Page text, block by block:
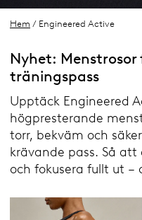
Hem / Engineered Active
Nyhet: Menstrosor
träningspass
Upptäck Engineered
högpresterande
torr, bekväm och
krävande pass. Så
och fokusera fullt ut –